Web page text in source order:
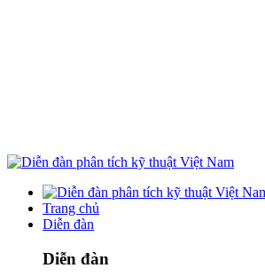
Trang chủ
Diễn đàn
Diễn đàn